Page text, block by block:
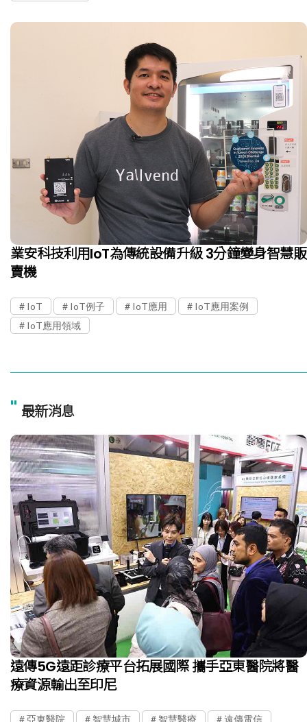
業安科技利用IoT為傳統設備升級 3分鐘變身智慧販
賣機
IoT IoT例子 IoT應用
IoT應用案例
IoT應用領域
" 最新消息
遠傳5G遠距診療平台拓展國際 攜手亞東醫院將醫
療資源輸出至印尼
亞東醫院 智慧城市 智慧醫療
遠傳電信